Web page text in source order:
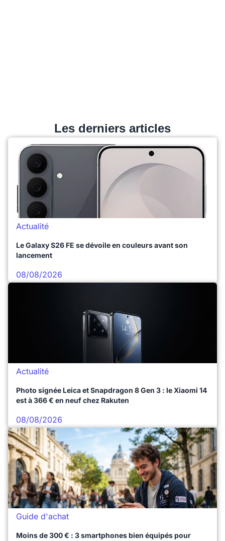
Les derniers articles
Actualité
Le Galaxy S26 FE se dévoile en couleurs avant son
lancement
08/08/2026
Actualité
Photo signée Leica et Snapdragon 8 Gen 3 : le Xiaomi 14
est à 366 € en neuf chez Rakuten
08/08/2026
Guide d'achat
Moins de 300 € : 3 smartphones bien équipés pour